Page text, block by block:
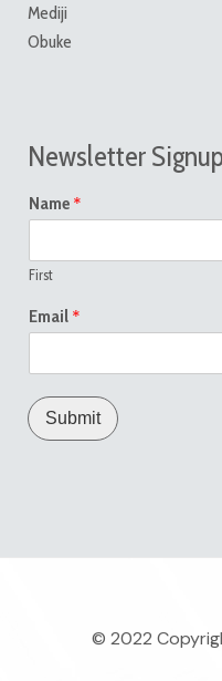
Mediji
Obuke
Newsletter
Name *
First
Email *
Submit
© 2022